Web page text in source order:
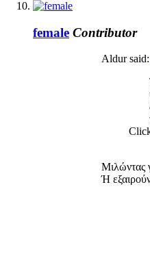
female Contributor
Aldur said:
Μιλώντας
Ή